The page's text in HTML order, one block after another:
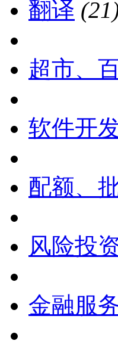
翻译
超市、
软件开
配额、
风险投
金融服